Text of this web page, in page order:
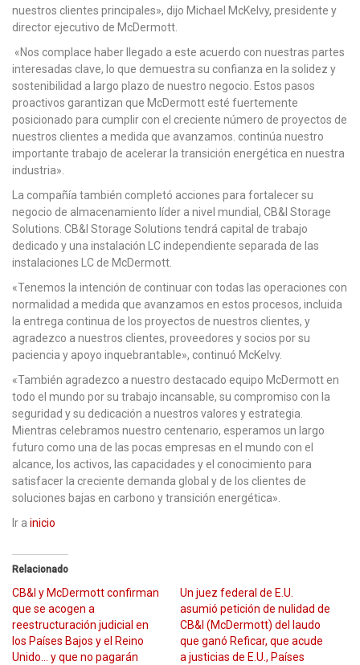
nuestros clientes principales», dijo Michael McKelvy, presidente y
director ejecutivo de McDermott.
«Nos complace haber llegado a este acuerdo con nuestras partes
interesadas clave, lo que demuestra su confianza en la solidez y
sostenibilidad a largo plazo de nuestro negocio. Estos pasos
proactivos garantizan que McDermott esté fuertemente
posicionado para cumplir con el creciente número de proyectos de
nuestros clientes a medida que avanzamos. continúa nuestro
importante trabajo de acelerar la transición energética en nuestra
industria».
La compañía también completó acciones para fortalecer su
negocio de almacenamiento líder a nivel mundial, CB&I Storage
Solutions. CB&I Storage Solutions tendrá capital de trabajo
dedicado y una instalación LC independiente separada de las
instalaciones LC de McDermott.
«Tenemos la intención de continuar con todas las operaciones con
normalidad a medida que avanzamos en estos procesos, incluida
la entrega continua de los proyectos de nuestros clientes, y
agradezco a nuestros clientes, proveedores y socios por su
paciencia y apoyo inquebrantable», continuó McKelvy.
«También agradezco a nuestro destacado equipo McDermott en
todo el mundo por su trabajo incansable, su compromiso con la
seguridad y su dedicación a nuestros valores y estrategia.
Mientras celebramos nuestro centenario, esperamos un largo
futuro como una de las pocas empresas en el mundo con el
alcance, los activos, las capacidades y el conocimiento para
satisfacer la creciente demanda global y de los clientes de
soluciones bajas en carbono y transición energética».
Ir a inicio
Relacionado
CB&I y McDermott confirman
que se acogen a
reestructuración judicial en
los Países Bajos y el Reino
Unido… y que no pagarán
Un juez federal de E.U.
asumió petición de nulidad de
CB&I (McDermott) del laudo
que ganó Reficar, que acude
a justicias de E.U., Países